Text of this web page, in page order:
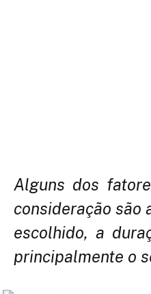
Alguns dos
consideração são
escolhido, a
principalmente o